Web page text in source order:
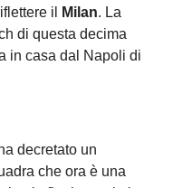
il Milan. La
di questa decima
in casa dal Napoli di
decretato un
che ora è una